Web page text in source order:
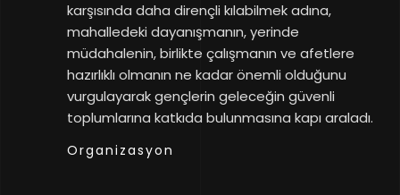
karşısında daha dirençli kılabilmek adına,
mahalledeki dayanışmanın, yerinde
müdahalenin, birlikte çalışmanın ve afetlere
hazırlıklı olmanın ne kadar önemli olduğunu
vurgulayarak gençlerin geleceğin güvenli
toplumlarına katkıda bulunmasına kapı araladı.
Organizasyon